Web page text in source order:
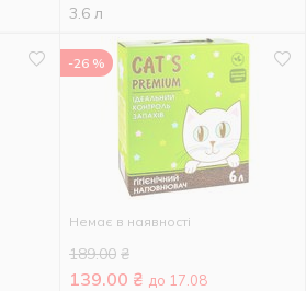
3.6 л
-26 %
Немає в наявності
189.00 ₴
139.00 ₴ до 17.08